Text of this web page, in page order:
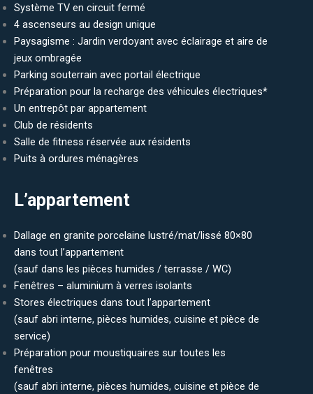
Système TV en circuit fermé
4 ascenseurs au design unique
Paysagisme : Jardin verdoyant avec éclairage et aire de
jeux ombragée
Parking souterrain avec portail électrique
Préparation pour la recharge des véhicules électriques*
Un entrepôt par appartement
Club de résidents
Salle de fitness réservée aux résidents
Puits à ordures ménagères
L’appartement
Dallage en granite porcelaine lustré/mat/lissé 80×80
dans tout l’appartement
(sauf dans les pièces humides / terrasse / WC)
Fenêtres – aluminium à verres isolants
Stores électriques dans tout l’appartement
(sauf abri interne, pièces humides, cuisine et pièce de
service)
Préparation pour moustiquaires sur toutes les
fenêtres
(sauf abri interne, pièces humides, cuisine et pièce de